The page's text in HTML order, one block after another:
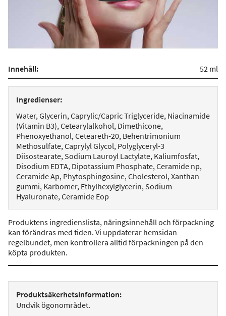
Innehåll: 52 ml
Ingredienser:
Water, Glycerin, Caprylic/Capric Triglyceride, Niacinamide
(Vitamin B3), Cetearylalkohol, Dimethicone,
Phenoxyethanol, Ceteareth-20, Behentrimonium
Methosulfate, Caprylyl Glycol, Polyglyceryl-3
Diisostearate, Sodium Lauroyl Lactylate, Kaliumfosfat,
Disodium EDTA, Dipotassium Phosphate, Ceramide np,
Ceramide Ap, Phytosphingosine, Cholesterol, Xanthan
gummi, Karbomer, Ethylhexylglycerin, Sodium
Hyaluronate, Ceramide Eop
Produktens ingredienslista, näringsinnehåll och förpackning
kan förändras med tiden. Vi uppdaterar hemsidan
regelbundet, men kontrollera alltid förpackningen på den
köpta produkten.
Produktsäkerhetsinformation:
Undvik ögonområdet.